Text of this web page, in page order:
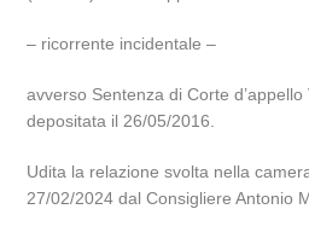
– ricorrente incidentale –
avverso Sentenza di Corte
depositata il 26/05/2016.
Udita la relazione svolta nella
27/02/2024 dal Consigliere Antonio